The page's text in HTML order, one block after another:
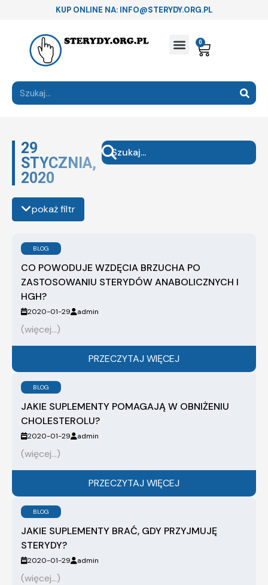
KUP ONLINE NA: INFO@STERYDY.ORG.PL
0
29
STYCZNIA,
2020
pokaż filtr
BLOG
CO POWODUJE WZDĘCIA BRZUCHA PO
ZASTOSOWANIU STERYDÓW ANABOLICZNYCH I
HGH?
2020-01-29 admin
(więcej…)
PRZECZYTAJ WIĘCEJ
BLOG
JAKIE SUPLEMENTY POMAGAJĄ W OBNIŻENIU
CHOLESTEROLU?
2020-01-29 admin
(więcej…)
PRZECZYTAJ WIĘCEJ
BLOG
JAKIE SUPLEMENTY BRAĆ, GDY PRZYJMUJĘ
STERYDY?
2020-01-29 admin
(więcej…)